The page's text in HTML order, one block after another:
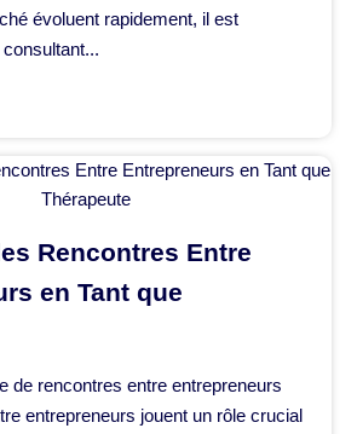
évoluent rapidement, il est
Rencontres Entre
en Tant que
de rencontres entre entrepreneurs
entrepreneurs jouent un rôle crucial